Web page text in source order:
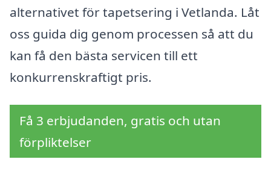
alternativet för tapetsering i Vetlanda. Låt
oss guida dig genom processen så att du
kan få den bästa servicen till ett
konkurrenskraftigt pris.
Få 3 erbjudanden, gratis och utan
förpliktelser